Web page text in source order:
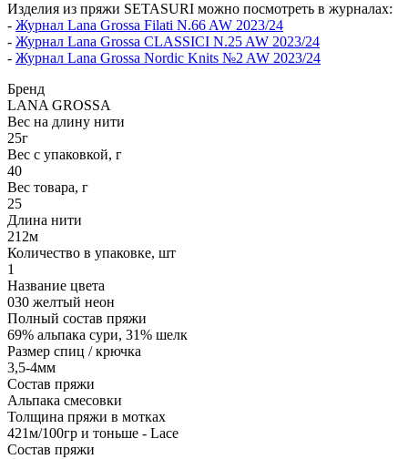
Изделия из пряжи SETASURI можно посмотреть в журналах:
- Журнал Lana Grossa Filati N.66 AW 2023/24
- Журнал Lana Grossa CLASSICI N.25 AW 2023/24
- Журнал Lana Grossa Nordic Knits №2 AW 2023/24
Бренд
LANA GROSSA
Вес на длину нити
25г
Вес с упаковкой, г
40
Вес товара, г
25
Длина нити
212м
Количество в упаковке, шт
1
Название цвета
030 желтый неон
Полный состав пряжи
69% альпака сури, 31% шелк
Размер спиц / крючка
3,5-4мм
Состав пряжи
Альпака смесовки
Толщина пряжи в мотках
421м/100гр и тоньше - Lace
Состав пряжи